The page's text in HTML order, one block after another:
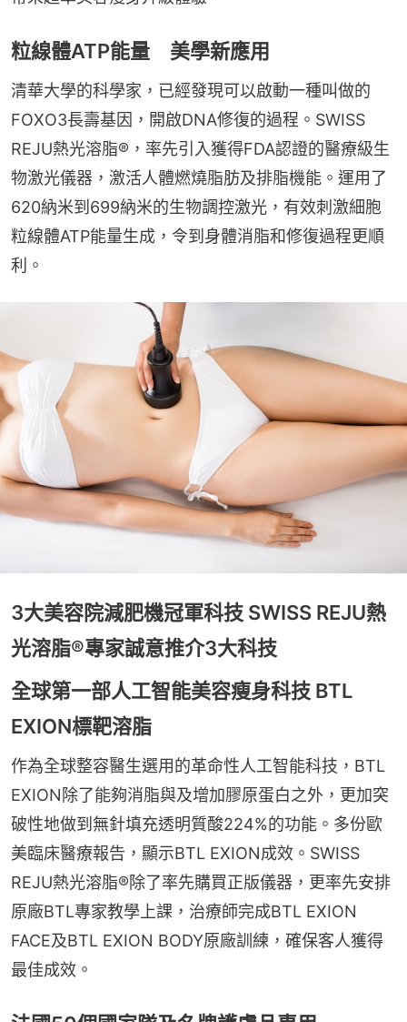
粒線體ATP能量 美學新應用
清華大學的科學家，已經發現可以啟動一種叫做的
FOXO3長壽基因，開啟DNA修復的過程。SWISS
REJU熱光溶脂®，率先引入獲得FDA認證的醫療級生
物激光儀器，激活人體燃燒脂肪及排脂機能。運用了
620納米到699納米的生物調控激光，有效刺激細胞
粒線體ATP能量生成，令到身體消脂和修復過程更順
利。
3大美容院減肥機冠軍科技 SWISS REJU熱
光溶脂®專家誠意推介3大科技
全球第一部人工智能美容瘦身科技 BTL
EXION標靶溶脂
作為全球整容醫生選用的革命性人工智能科技，BTL
EXION除了能夠消脂與及增加膠原蛋白之外，更加突
破性地做到無針填充透明質酸224%的功能。多份歐
美臨床醫療報告，顯示BTL EXION成效。SWISS
REJU熱光溶脂®除了率先購買正版儀器，更率先安排
原廠BTL專家教學上課，治療師完成BTL EXION
FACE及BTL EXION BODY原廠訓練，確保客人獲得
最佳成效。